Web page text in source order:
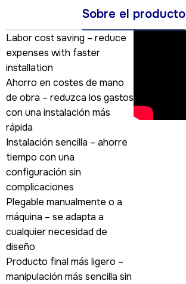
Sobre el producto
Labor cost saving – reduce
expenses with faster
installation
Ahorro en costes de mano
de obra – reduzca los gastos
con una instalación más
rápida
Instalación sencilla – ahorre
tiempo con una
configuración sin
complicaciones
Plegable manualmente o a
máquina – se adapta a
cualquier necesidad de
diseño
Producto final más ligero –
manipulación más sencilla sin